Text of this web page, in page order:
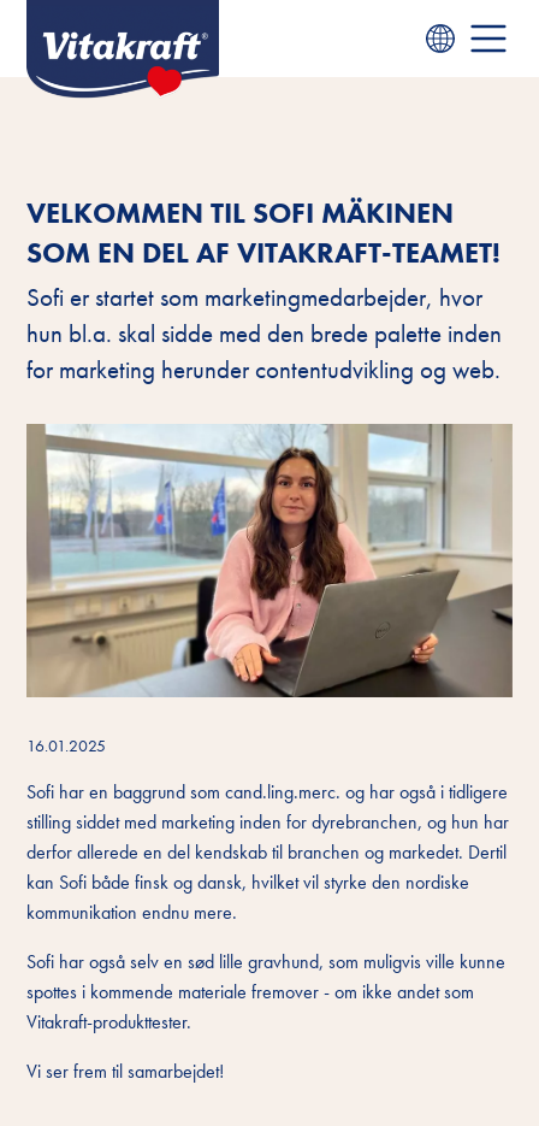
VELKOMMEN TIL SOFI MÄKINEN
SOM EN DEL AF VITAKRAFT-TEAMET!
Sofi er startet som marketingmedarbejder, hvor
hun bl.a. skal sidde med den brede palette inden
for marketing herunder contentudvikling og web.
16.01.2025
Sofi har en baggrund som cand.ling.merc. og har også i tidligere
stilling siddet med marketing inden for dyrebranchen, og hun har
derfor allerede en del kendskab til branchen og markedet. Dertil
kan Sofi både finsk og dansk, hvilket vil styrke den nordiske
kommunikation endnu mere.
Sofi har også selv en sød lille gravhund, som muligvis ville kunne
spottes i kommende materiale fremover - om ikke andet som
Vitakraft-produkttester.
Vi ser frem til samarbejdet!